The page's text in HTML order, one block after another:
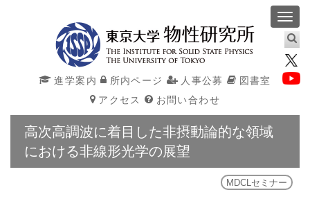
進学案内 所内ページ 人事公募
図書室
アクセス
お問い合わせ
高次高調波に着目した非摂動論的な領域
における非線形光学の展望
MDCLセミナー